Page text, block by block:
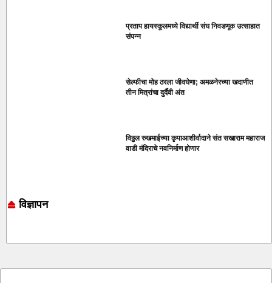
प्रताप हायस्कूलमध्ये विद्यार्थी संघ निवडणूक उत्साहात
संपन्न
सेल्फीचा मोह ठरला जीवघेणा; अमळनेरच्या खदाणीत
तीन मित्रांचा दुर्दैवी अंत
विठ्ठल रुखमाईच्या कृपाआशीर्वादाने संत सखाराम महाराज
वाडी मंदिराचे नवनिर्माण होणार
विज्ञापन